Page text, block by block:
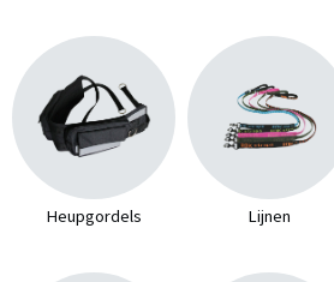
Heupgordels Lijnen